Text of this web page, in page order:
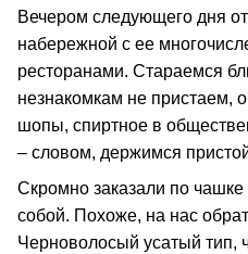
Вечером следующего дня
набережной с ее
ресторанами. Стараемся
незнакомкам не пристаем,
шопы, спиртное в
– словом, держимся
Скромно заказали по
собой. Похоже, на нас
Черноволосый усатый тип,